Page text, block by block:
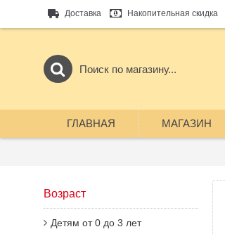
Доставка Накопительная скидка
ГЛАВНАЯ МАГАЗИН
Возраст
Детям от 0 до 3 лет